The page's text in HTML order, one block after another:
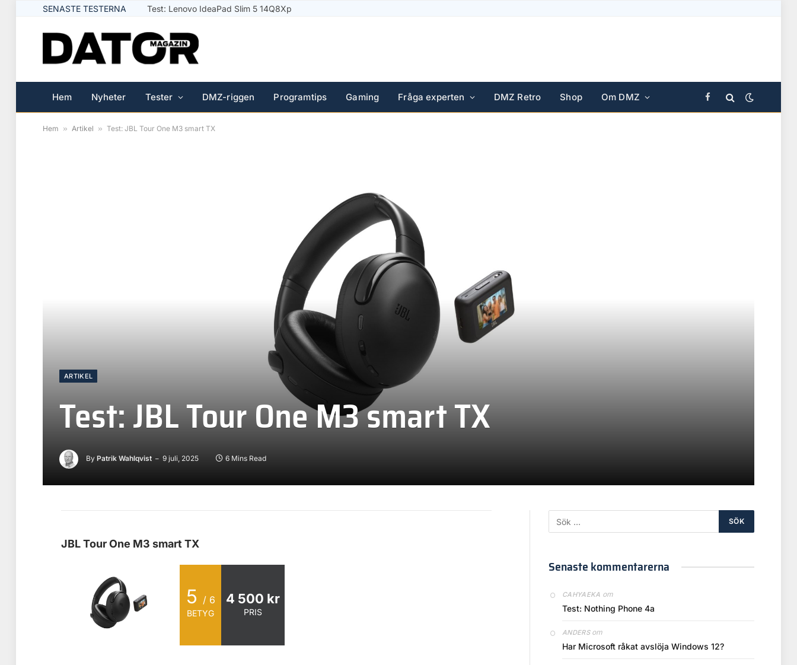
SENASTE TESTERNA Test: Logitech Signature Slim Solar Plus
Hem Nyheter Tester DMZ-riggen Programtips Gaming Fråga experten DMZ Retro Shop Om DMZ Facebook
Hem » Artikel » Test: JBL Tour One M3 smart TX
ARTIKEL
Test: JBL Tour One M3 smart TX
By Patrik Wahlqvist 9 juli, 2025 6 Mins Read
JBL Tour One M3 smart TX
5 / 6
BETYG
4 500 kr
PRIS
Senaste kommentarerna
CAHYAEKA om
Test: Nothing Phone 4a
ANDERSom
Har Microsoft råkat avslöja Windows 12?